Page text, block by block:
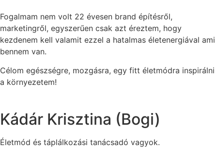
Fogalmam nem volt 22 évesen brand építésről,
marketingről, egyszerűen csak azt éreztem, hogy
kezdenem kell valamit ezzel a hatalmas életenergiával ami
bennem van.
Célom egészségre, mozgásra, egy fitt életmódra inspirálni
a környezetem!
Kádár Krisztina (Bogi)
Életmód és táplálkozási tanácsadó vagyok.